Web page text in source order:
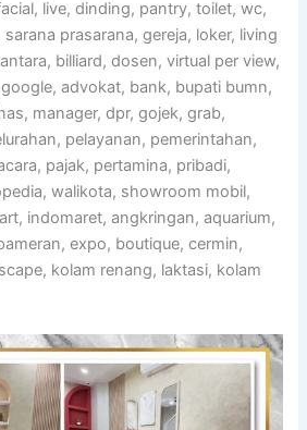
live, dinding, pantry, toilet, wc,
prasarana, gereja, loker, living
billiard, dosen, virtual per view,
advokat, bank, bupati bumn,
manager, dpr, gojek, grab,
pelayanan, pemerintahan,
pajak, pertamina, pribadi,
walikota, showroom mobil,
indomaret, angkringan, aquarium,
expo, boutique, cermin,
kolam renang, laktasi, kolam